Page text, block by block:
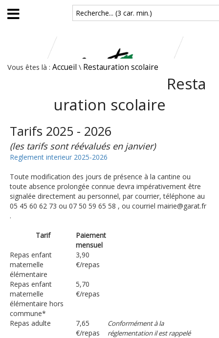
Aller au contenu principal
Recherche... (3 car. min.)
Vous êtes là : Accueil \ Restauration scolaire
Resta
uration scolaire
Tarifs 2025 - 2026
(les tarifs sont réévalués en janvier)
Reglement interieur 2025-2026
Toute modification des jours de présence à la cantine ou
toute absence prolongée connue devra impérativement être
signalée directement au personnel, par courrier, téléphone au
05 45 60 62 73 ou 07 50 59 65 58 , ou courriel mairie@garat.fr
.
Tarif
Paiement
mensuel
Repas enfant
maternelle
élémentaire
3,90
€/repas
Repas enfant
maternelle
élémentaire hors
commune*
5,70
€/repas
Repas adulte
7,65
€/repas
Conformément à la
réglementation il est rappelé